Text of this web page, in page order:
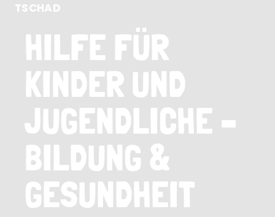
TSCHAD
HILFE FÜR
KINDER UND
JUGENDLICHE –
BILDUNG &
GESUNDHEIT